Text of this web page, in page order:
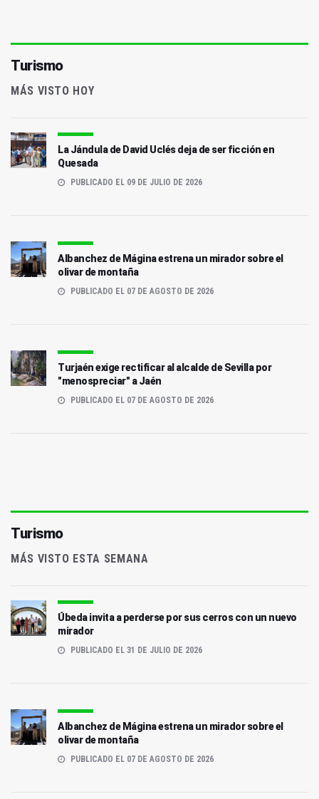
Turismo
MÁS VISTO HOY
La Jándula de David Uclés deja de ser ficción en
Quesada
PUBLICADO EL 09 DE JULIO DE 2026
Albanchez de Mágina estrena un mirador sobre el
olivar de montaña
PUBLICADO EL 07 DE AGOSTO DE 2026
Turjaén exige rectificar al alcalde de Sevilla por
"menospreciar" a Jaén
PUBLICADO EL 07 DE AGOSTO DE 2026
Turismo
MÁS VISTO ESTA SEMANA
Úbeda invita a perderse por sus cerros con un nuevo
mirador
PUBLICADO EL 31 DE JULIO DE 2026
Albanchez de Mágina estrena un mirador sobre el
olivar de montaña
PUBLICADO EL 07 DE AGOSTO DE 2026